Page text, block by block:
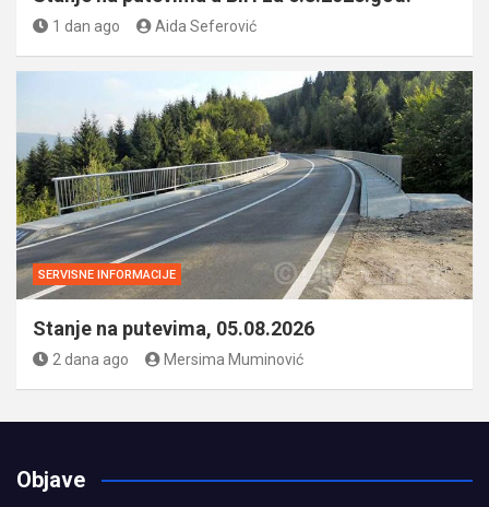
1 dan ago Aida Seferović
SERVISNE INFORMACIJE
Stanje na putevima, 05.08.2026
2 dana ago Mersima Muminović
Objave